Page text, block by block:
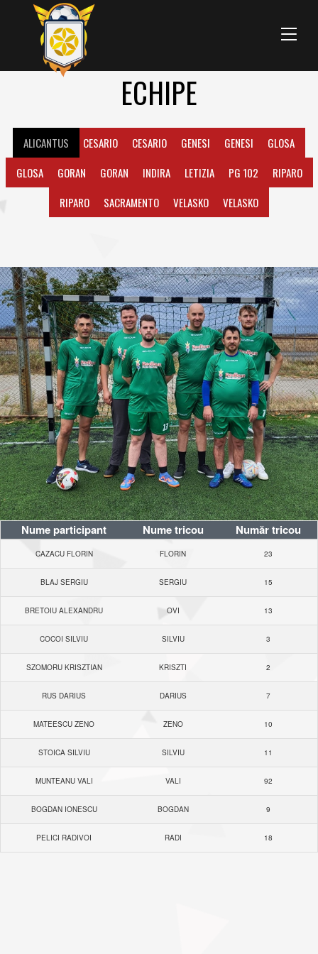
Menu
ECHIPE
ALICANTUS CESARIO CESARIO GENESI GENESI
GLOSA
GLOSA
GORAN GORAN INDIRA LETIZIA PG 102
RIPARO
RIPARO
SACRAMENTO VELASKO VELASKO
Nume participant Nume tricou Număr tricou
CAZACU FLORIN FLORIN 23
BLAJ SERGIU SERGIU 15
BRETOIU ALEXANDRU OVI 13
COCOI SILVIU SILVIU 3
SZOMORU KRISZTIAN KRISZTI 2
RUS DARIUS DARIUS 7
MATEESCU ZENO ZENO 10
STOICA SILVIU SILVIU 11
MUNTEANU VALI VALI 92
BOGDAN IONESCU BOGDAN 9
PELICI RADIVOI RADI 18